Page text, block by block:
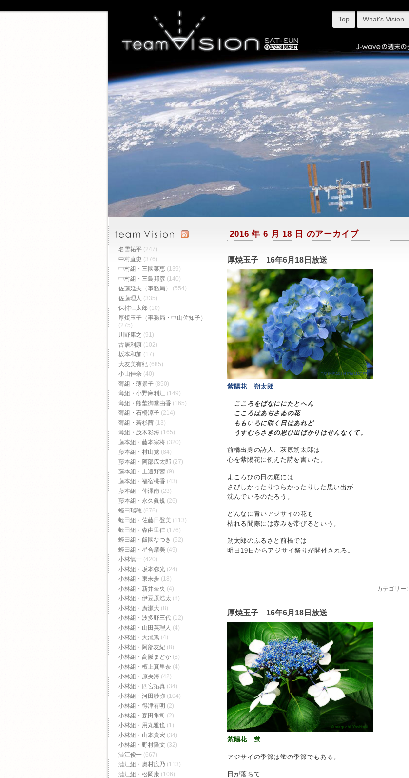
Top What's Vision
2016 年 6 月 18 日 のアーカイブ
厚焼玉子 16年6月18日放送
TSUNEAKI HIRAMATSU
紫陽花 朔太郎
こころをばなににたとへん
こころはあぢさゐの花
ももいろに咲く日はあれど
うすむらさきの思ひ出ばかりはせんなくて。
前橋出身の詩人、萩原朔太郎は
心を紫陽花に例えた詩を書いた。
よころびの日の底には
さびしかったりつらかったりした思い出が
沈んでいるのだろう。
どんなに青いアジサイの花も
枯れる間際には赤みを帯びるという。
朔太郎のふるさと前橋では
明日19日からアジサイ祭りが開催される。
カテゴリー:
厚焼玉子 16年6月18日放送
Yamaguchi Yoshiaki
紫陽花 蛍
アジサイの季節は蛍の季節でもある。
日が落ちて
名雪祐平 (247)
中村直史 (376)
中村組・三國菜恵 (139)
中村組・三島邦彦 (140)
佐藤延夫（事務局）
(554)
佐藤理人 (335)
保持壮太郎 (10)
厚焼玉子（事務局・中山佐知子）
(275)
川野康之 (91)
古居利康 (102)
坂本和加 (17)
大友美有紀 (685)
小山佳奈 (40)
薄組・薄景子 (850)
薄組・小野麻利江 (149)
薄組・熊埜御堂由香 (165)
薄組・石橋涼子 (214)
薄組・若杉茜 (13)
薄組・茂木彩海 (165)
藤本組・藤本宗将 (320)
藤本組・村山覚 (84)
藤本組・阿部広太郎 (27)
藤本組・上遠野茜 (9)
藤本組・福宿桃香‬ (43)
藤本組・仲澤南 (23)
藤本組・永久眞規 (26)
蛭田瑞穂 (676)
蛭田組・佐藤日登美 (113)
蛭田組・森由里佳 (176)
蛭田組・飯國なつき (52)
蛭田組・星合摩美 (49)
小林慎一 (420)
小林組・坂本弥光 (24)
小林組・東未歩 (18)
小林組・新井奈央 (4)
小林組・伊豆原浩太 (8)
小林組・廣瀬大 (8)
小林組・波多野三代 (12)
小林組・山田英理人 (4)
小林組・大瀧篤 (4)
小林組・阿部友紀 (8)
小林組・高阪まどか (8)
小林組・檀上真里奈 (4)
小林組・原央海 (42)
小林組・四宮拓真 (34)
小林組・河田紗弥 (104)
小林組・得津有明 (2)
小林組・森田隼司 (2)
小林組・用丸雅也 (1)
小林組・山本貴宏 (34)
小林組・野村隆文 (32)
澁江俊一 (667)
澁江組・奥村広乃 (113)
澁江組・松岡康 (106)